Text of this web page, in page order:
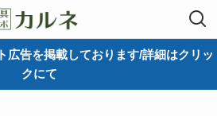
広告を掲載しております/詳細はクリッ
クにて